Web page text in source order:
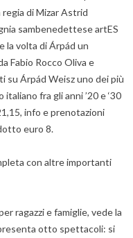
di Mizar Astrid
sambenedettese artES
la volta di Árpád un
Fabio Rocco Oliva e
Árpád Weisz uno dei più
fra gli anni ’20 e ‘30
info e prenotazioni
euro 8.
con altre importanti
ragazzi e famiglie, vede la
otto spettacoli: si